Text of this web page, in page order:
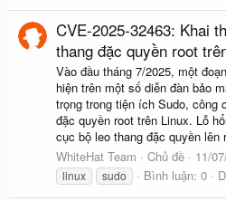
CVE-2025-32463: Khai
thang đặc quyền root
Vào đầu tháng 7/2025, một
hiện trên một số diễn đàn bảo
trọng trong tiện ích Sudo, công
đặc quyền root trên Linux. Lỗ
cục bộ leo thang đặc quyền
WhiteHat Team
Chủ đề 11/
linux sudo Bình luận: 0